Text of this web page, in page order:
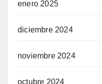
enero 2025
diciembre 2024
noviembre 2024
octubre 2024